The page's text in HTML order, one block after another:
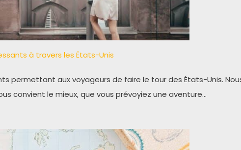
à travers les États-Unis
permettant aux voyageurs de faire le tour des États-Unis.
convient le mieux, que vous prévoyiez une aventure…